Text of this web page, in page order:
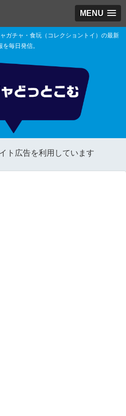
MENU
ガチャ・食玩（コレクショントイ）の最新
を毎日発信。
ト広告を利用しています